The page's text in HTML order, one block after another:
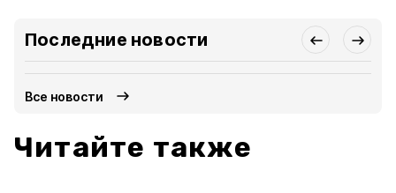
Последние новости
Все новости
Читайте также